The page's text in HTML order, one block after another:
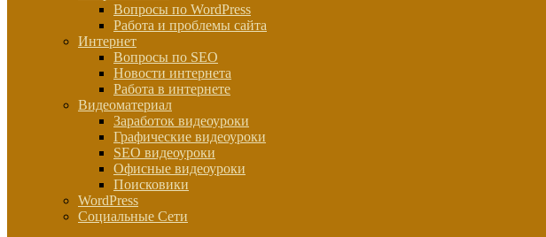
Вопросы по WordPress
Работа и проблемы сайта
Интернет
Вопросы по SEO
Новости интернета
Работа в интернете
Видеоматериал
Заработок видеоуроки
Графические видеоуроки
SEO видеоуроки
Офисные видеоуроки
Поисковики
WordPress
Социальные Сети